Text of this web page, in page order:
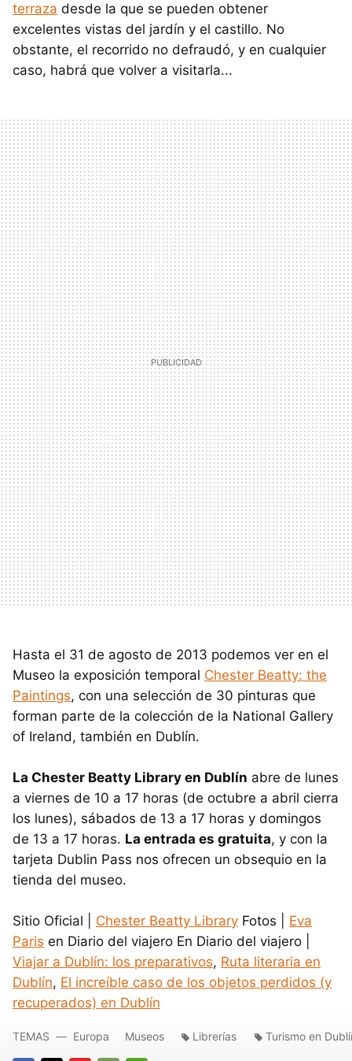
terraza desde la que se pueden obtener
excelentes vistas del jardín y el castillo. No
obstante, el recorrido no defraudó, y en cualquier
caso, habrá que volver a visitarla...
Hasta el 31 de agosto de 2013 podemos ver en el
Museo la exposición temporal Chester Beatty: the
Paintings, con una selección de 30 pinturas que
forman parte de la colección de la National Gallery
of Ireland, también en Dublín.
La Chester Beatty Library en Dublín abre de lunes
a viernes de 10 a 17 horas (de octubre a abril cierra
los lunes), sábados de 13 a 17 horas y domingos
de 13 a 17 horas. La entrada es gratuita, y con la
tarjeta Dublin Pass nos ofrecen un obsequio en la
tienda del museo.
Sitio Oficial | Chester Beatty Library Fotos | Eva
Paris en Diario del viajero En Diario del viajero |
Viajar a Dublín: los preparativos, Ruta literaria en
Dublín, El increíble caso de los objetos perdidos (y
recuperados) en Dublín
TEMAS Europa Museos Librerías Turismo en